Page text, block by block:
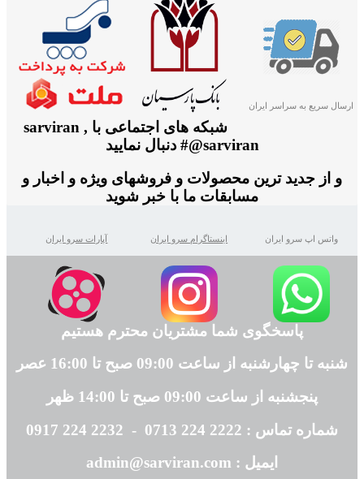
ارسال سریع به سراسر ایران
شبکه های اجتماعی با sarviran ,
@sarviran# دنبال نمایید
و از جدید ترین محصولات و فروشهای ویژه و اخبار و
مسابقات ما با خبر شوید
واتس اپ سرو ایران اینستاگرام سرو ایران آپارات سرو ایران
پاسخگوی شما مشتریان محترم هستیم
شنبه تا چهارشنبه از ساعت 09:00 صبح تا 16:00 عصر
پنجشنبه از ساعت 09:00 صبح تا 14:00 ظهر
شماره تماس : 2222 224 0713 - 2232 224 0917
ایمیل : admin@sarviran.com